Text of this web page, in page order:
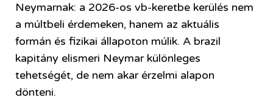
Neymarnak: a 2026-os vb-keretbe kerülés nem
a múltbeli érdemeken, hanem az aktuális
formán és fizikai állapoton múlik. A brazil
kapitány elismeri Neymar különleges
tehetségét, de nem akar érzelmi alapon
dönteni.